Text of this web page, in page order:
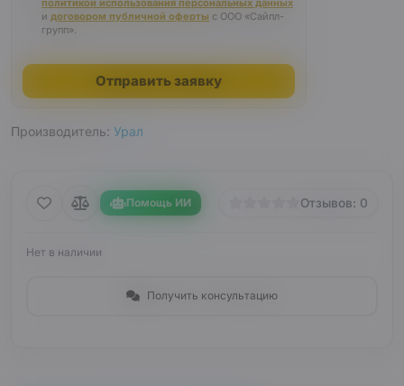
политикой использования персональных данных
и договором публичной оферты с ООО «Сайпл-
групп».
Отправить заявку
Производитель: Урал
Помощь ИИ Отзывов: 0
Нет в наличии
Получить консультацию